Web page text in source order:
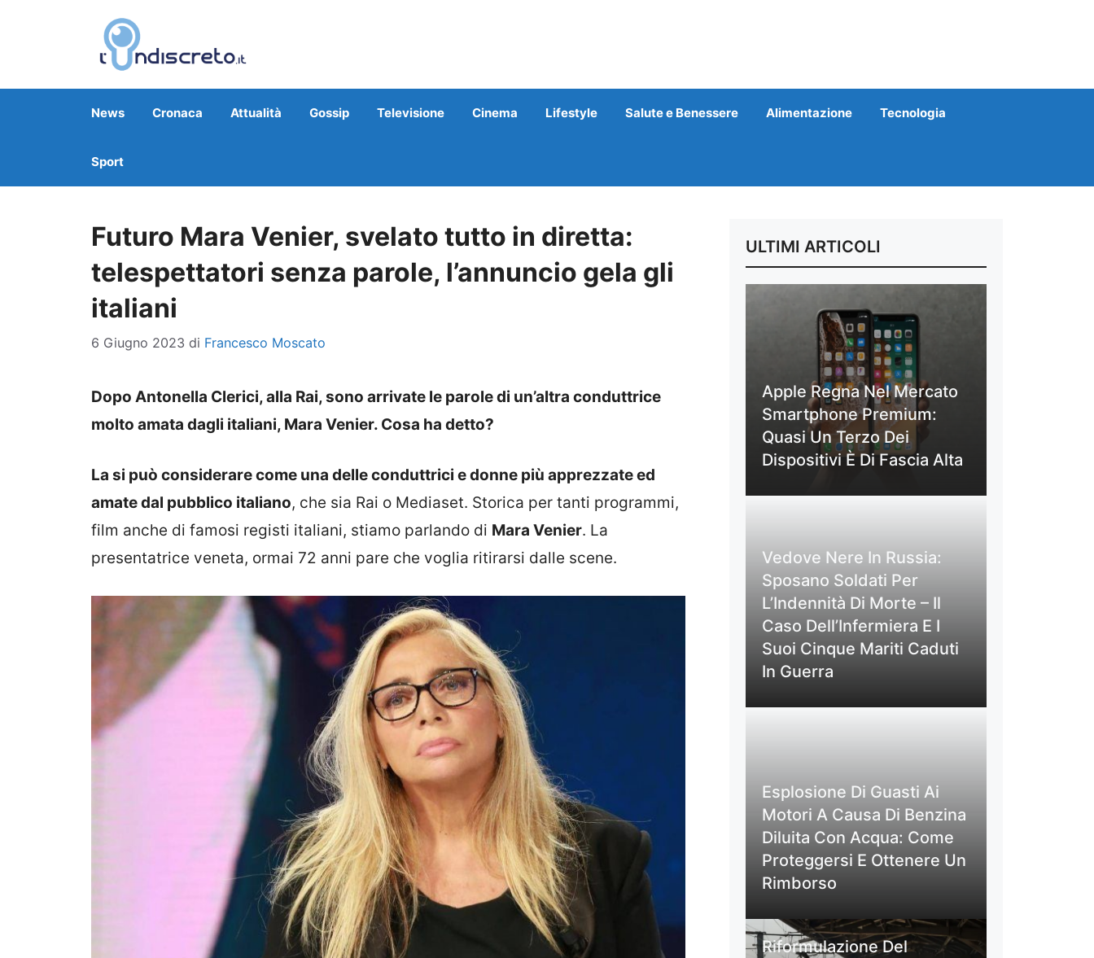
News Cronaca Attualità Gossip Televisione Cinema Lifestyle Salute e Benessere Alimentazione Tecnologia
Sport
Futuro Mara Venier, svelato tutto in diretta:
telespettatori senza parole, l’annuncio gela gli
italiani
6 Giugno 2023 di Francesco Moscato
Dopo Antonella Clerici, alla Rai, sono arrivate le parole di un’altra conduttrice
molto amata dagli italiani, Mara Venier. Cosa ha detto?
La si può considerare come una delle conduttrici e donne più apprezzate ed
amate dal pubblico italiano, che sia Rai o Mediaset. Storica per tanti programmi,
film anche di famosi registi italiani, stiamo parlando di Mara Venier. La
presentatrice veneta, ormai 72 anni pare che voglia ritirarsi dalle scene.
ULTIMI ARTICOLI
Apple Regna Nel Mercato
Smartphone Premium:
Quasi Un Terzo Dei
Dispositivi È Di Fascia Alta
Vedove Nere In Russia:
Sposano Soldati Per
L’Indennità Di Morte – Il
Caso Dell’Infermiera E I
Suoi Cinque Mariti Caduti
In Guerra
Esplosione Di Guasti Ai
Motori A Causa Di Benzina
Diluita Con Acqua: Come
Proteggersi E Ottenere Un
Rimborso
Riformulazione Del